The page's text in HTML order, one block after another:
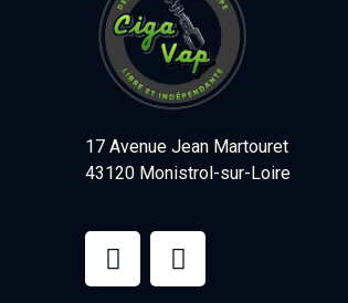
17 Avenue Jean Martouret
43120 Monistrol-sur-Loire